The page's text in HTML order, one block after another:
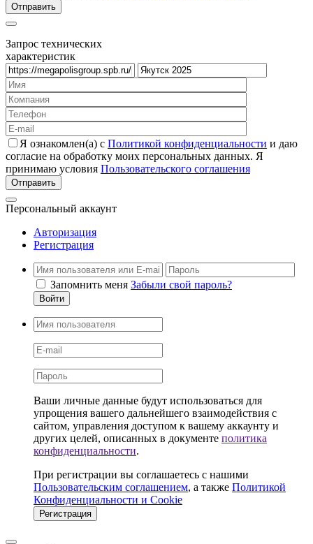
Запрос технических
характеристик
Я ознакомлен(а) с Политикой конфиденциальности и даю
согласие на обработку моих персональных данных. Я
принимаю условия Пользовательского соглашения
Персональный аккаунт
Авторизация
Регистрация
Запомнить меня Забыли свой пароль?
Войти
Ваши личные данные будут использоваться для
упрощения вашего дальнейшего взаимодействия с
сайтом, управления доступом к вашему аккаунту и
других целей, описанных в документе политика
конфиденциальности.
При регистрации вы соглашаетесь с нашими
Пользовательским соглашением, а также Политикой
Конфиденциальности и Cookie
Регистрация